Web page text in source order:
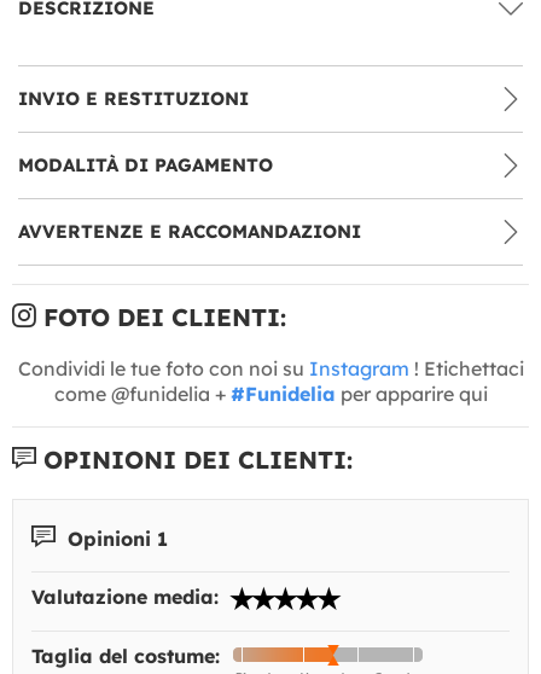
DESCRIZIONE
INVIO E RESTITUZIONI
MODALITÀ DI PAGAMENTO
AVVERTENZE E RACCOMANDAZIONI
FOTO DEI CLIENTI:
Condividi le tue foto con noi su Instagram ! Etichettaci
come @funidelia + #Funidelia per apparire qui
OPINIONI DEI CLIENTI:
Opinioni 1
Valutazione media:
Taglia del costume: